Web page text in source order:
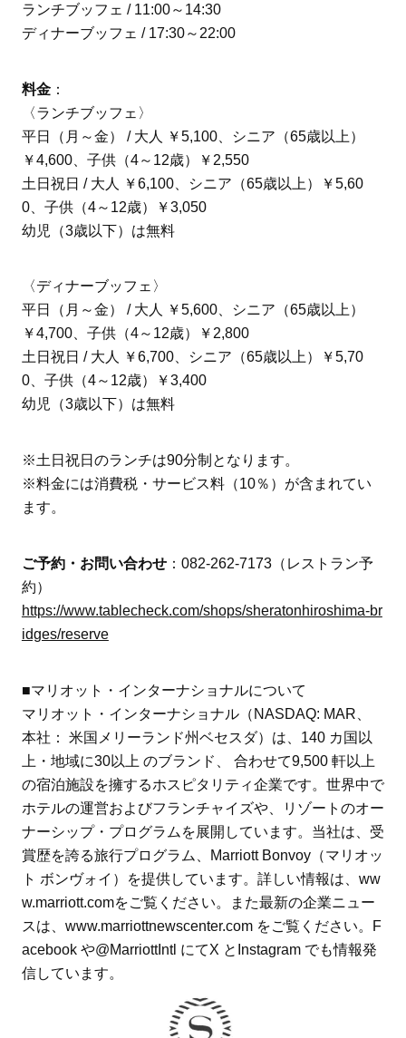
ランチブッフェ / 11:00～14:30
ディナーブッフェ / 17:30～22:00
料金：
〈ランチブッフェ〉
平日（月～金） / 大人 ￥5,100、シニア（65歳以上）
￥4,600、子供（4～12歳）￥2,550
土日祝日 / 大人 ￥6,100、シニア（65歳以上）￥5,60
0、子供（4～12歳）￥3,050
幼児（3歳以下）は無料
〈ディナーブッフェ〉
平日（月～金） / 大人 ￥5,600、シニア（65歳以上）
￥4,700、子供（4～12歳）￥2,800
土日祝日 / 大人 ￥6,700、シニア（65歳以上）￥5,70
0、子供（4～12歳）￥3,400
幼児（3歳以下）は無料
※土日祝日のランチは90分制となります。
※料金には消費税・サービス料（10％）が含まれてい
ます。
ご予約・お問い合わせ：082-262-7173（レストラン予
約）
https://www.tablecheck.com/shops/sheratonhiroshima-br
idges/reserve
■マリオット・インターナショナルについて
マリオット・インターナショナル（NASDAQ: MAR、
本社： 米国メリーランド州ベセスダ）は、140 カ国以
上・地域に30以上 のブランド、 合わせて9,500 軒以上
の宿泊施設を擁するホスピタリティ企業です。世界中で
ホテルの運営およびフランチャイズや、リゾートのオー
ナーシップ・プログラムを展開しています。当社は、受
賞歴を誇る旅行プログラム、Marriott Bonvoy（マリオッ
ト ボンヴォイ）を提供しています。詳しい情報は、ww
w.marriott.comをご覧ください。また最新の企業ニュー
スは、www.marriottnewscenter.com をご覧ください。F
acebook や@MarriottIntl にてX とInstagram でも情報発
信しています。